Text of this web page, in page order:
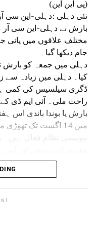
تقریبات کو ہموار اور
زور دیا گیا۔
(پی این این)
نئی دہلی :دہلی-این سی
بارش نے دہلی-این سی
مختلف علاقوں میں پانی
جام دیکھا گیا۔
ڈگری سیلسیس کی کمی
راحت ملی۔ آئی ایم ڈی
بارش یا بوندا باندی اس
میں 14 اگست تک
موسمی نظام فعال
علاقہ کمزور ہوگیا ہے،
سرکولیشن اب شمال
علاقوں میں سرگرم ہے۔
دیگھا سے بھی گزر رہی
پھیلی ہوئی ہے۔ ایک